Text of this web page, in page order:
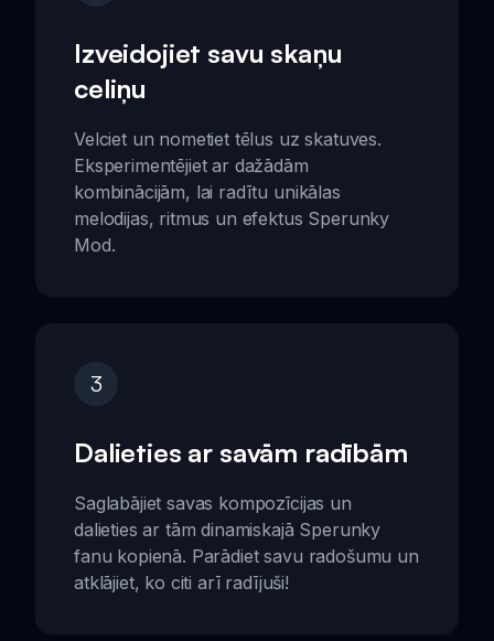
Izveidojiet savu skaņu
celiņu
Velciet un nometiet tēlus uz skatuves.
Eksperimentējiet ar dažādām
kombinācijām, lai radītu unikālas
melodijas, ritmus un efektus Sperunky
Mod.
3
Dalieties ar savām radībām
Saglabājiet savas kompozīcijas un
dalieties ar tām dinamiskajā Sperunky
fanu kopienā. Parādiet savu radošumu un
atklājiet, ko citi arī radījuši!